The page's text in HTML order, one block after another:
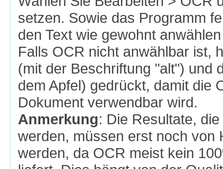
setzen. Sowie das Programm
den Text wie gewohnt
Falls OCR nicht anwählbar ist,
(mit der Beschriftung "alt") und
dem Apfel) gedrückt, damit die
Dokument verwendbar wird.
Anmerkung: Die Resultate,
werden, müssen erst noch von
werden, da OCR meist kein